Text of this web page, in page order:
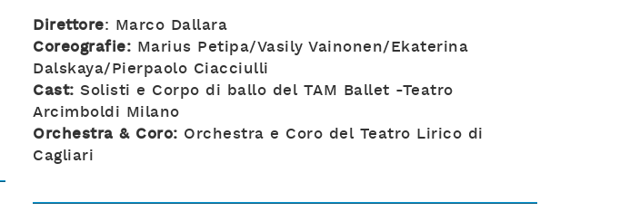
Direttore: Marco Dallara
Coreografie: Marius Petipa/Vasily Vainonen/Ekaterina
Dalskaya/Pierpaolo Ciacciulli
Cast: Solisti e Corpo di ballo del TAM Ballet -Teatro
Arcimboldi Milano
Orchestra & Coro: Orchestra e Coro del Teatro Lirico di
Cagliari